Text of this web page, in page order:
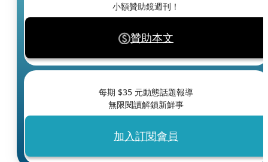
小額贊助鏡週刊！
贊助本文
每期 $35 元動態話題報導
無限閱讀解鎖新鮮事
加入訂閱會員